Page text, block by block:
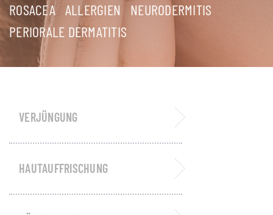
ROSACEA ALLERGIEN
NEURODERMITIS
PERIORALE DERMATITIS
VERJÜNGUNG
HAUTAUFFRISCHUNG